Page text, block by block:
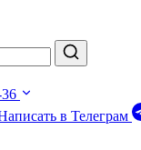
в Телеграм